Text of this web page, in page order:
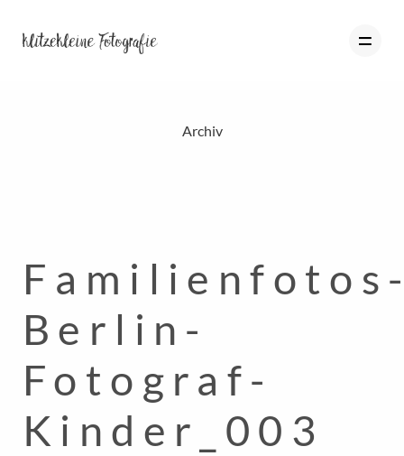
INFO
KONTAKT
Archiv
Berlin-
Fotograf-
Kinder_003